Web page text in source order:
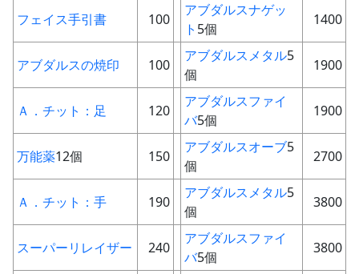
フェイス手引書 100
アブダルスナゲッ
ト 5個
1400
アブダルスの焼印 100
アブダルスメタル5
個
1900
Ａ．チット：足 120
アブダルスファイ
バ5個
1900
万能薬12個 150
アブダルスオーブ5
個
2700
Ａ．チット：手 190
アブダルスメタル5
個
3800
スーパーリレイザー 240
アブダルスファイ
バ5個
3800